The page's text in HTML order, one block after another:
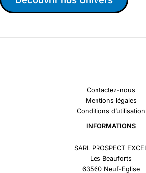
Contactez-nous
Mentions légales
Conditions d’utilisation
INFORMATIONS
SARL PROSPECT EXCEL
Les Beauforts
63560 Neuf-Eglise